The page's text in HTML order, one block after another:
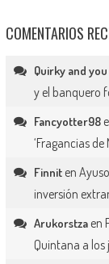
COMENTARIOS
Quirky and
y el banquero
Fancyotter98
‘Fragancias de
Finniten
inversión
Arukorstzaen
Quintana a los